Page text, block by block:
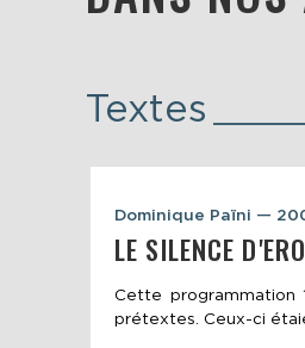
Textes
Dominique Païni —
LE SILENCE
Cette
prétextes. Ceux-ci